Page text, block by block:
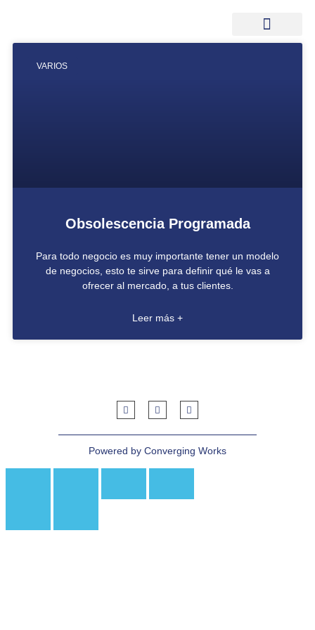
VARIOS
Obsolescencia Programada
Para todo negocio es muy importante tener un modelo
de negocios, esto te sirve para definir qué le vas a
ofrecer al mercado, a tus clientes.
Leer más +
Powered by Converging Works